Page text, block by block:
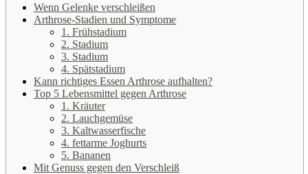
Wenn Gelenke verschleißen
Arthrose-Stadien und Symptome
1. Frühstadium
2. Stadium
3. Stadium
4. Spätstadium
Kann richtiges Essen Arthrose aufhalten?
Top 5 Lebensmittel gegen Arthrose
1. Kräuter
2. Lauchgemüse
3. Kaltwasserfische
4. fettarme Joghurts
5. Bananen
Mit Genuss gegen den Verschleiß